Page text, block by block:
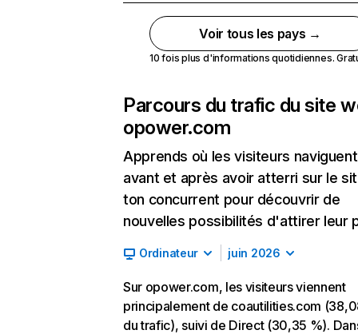
Voir tous les pays →
10 fois plus d'informations quotidiennes.
Parcours du trafic du site
opower.com
Apprends où les visiteurs naviguent
avant et après avoir atterri sur le
ton concurrent pour découvrir de
nouvelles possibilités d'attirer leur
Ordinateur juin 2026
Sur opower.com, les visiteurs viennent
principalement de coautilities.com
du trafic), suivi de Direct (30,35 %).